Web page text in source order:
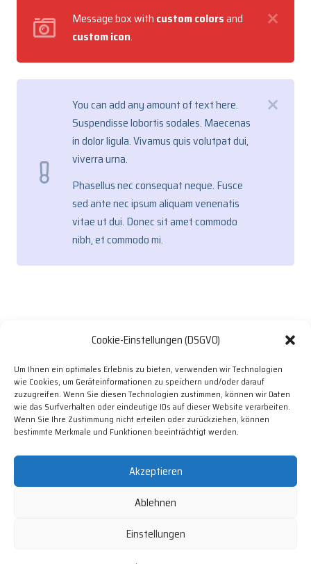
Cookie-Einstellungen (DSGVO)
Um Ihnen ein optimales Erlebnis zu bieten, verwenden wir Technologien
wie Cookies, um Geräteinformationen zu speichern und/oder darauf
zuzugreifen. Wenn Sie diesen Technologien zustimmen, können wir Daten
wie das Surfverhalten oder eindeutige IDs auf dieser Website verarbeiten.
Wenn Sie Ihre Zustimmung nicht erteilen oder zurückziehen, können
bestimmte Merkmale und Funktionen beeinträchtigt werden.
Akzeptieren
Ablehnen
Einstellungen
Message box with custom colorsand
custom icon.
You can add any amount of text here.
Suspendisse lobortis sodales. Maecenas
in dolor ligula. Vivamus quis volutpat dui,
viverra urna.
Phasellus nec consequat neque. Fusce
sed ante nec ipsum aliquam venenatis
vitae ut dui. Donec sit amet commodo
nibh, et commodo mi.